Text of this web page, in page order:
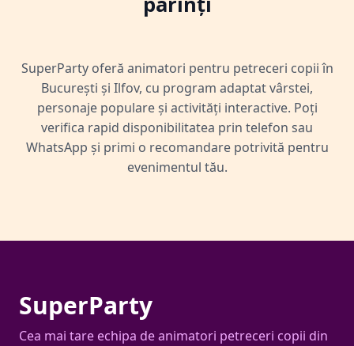
SuperParty oferă animatori pentru petreceri copii în
București și Ilfov, cu program adaptat vârstei,
personaje populare și activități interactive. Poți
verifica rapid disponibilitatea prin telefon sau
WhatsApp și primi o recomandare potrivită pentru
evenimentul tău.
SuperParty
Cea mai tare echipa de animatori petreceri copii din